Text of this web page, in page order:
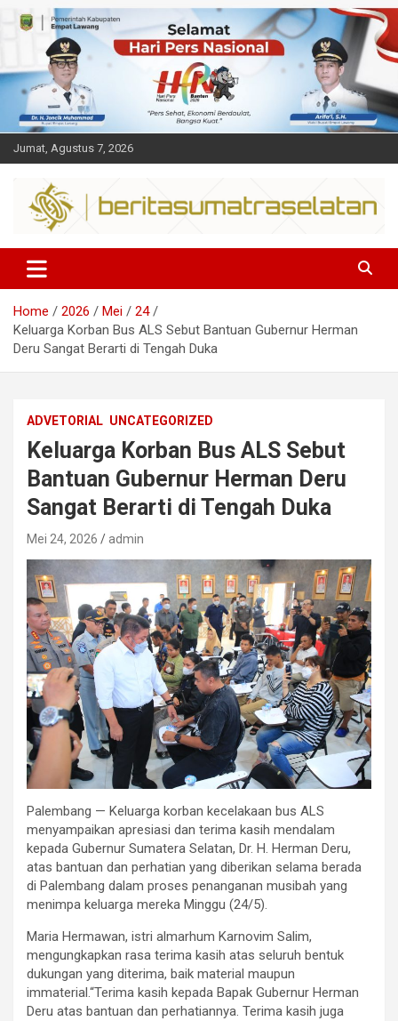
Jumat, Agustus 7, 2026
Sumsel
Home 2026 Mei
24
Keluarga Korban Bus ALS Sebut Bantuan Gubernur Herman
Deru Sangat Berarti di Tengah Duka
ADVETORIAL UNCATEGORIZED
Keluarga Korban Bus ALS Sebut
Bantuan Gubernur Herman Deru
Sangat Berarti di Tengah Duka
Mei 24, 2026 admin
Palembang — Keluarga korban kecelakaan bus ALS
menyampaikan apresiasi dan terima kasih mendalam
kepada Gubernur Sumatera Selatan, Dr. H. Herman Deru,
atas bantuan dan perhatian yang diberikan selama berada
di Palembang dalam proses penanganan musibah yang
menimpa keluarga mereka Minggu (24/5).
Maria Hermawan, istri almarhum Karnovim Salim,
mengungkapkan rasa terima kasih atas seluruh bentuk
dukungan yang diterima, baik material maupun
immaterial.“Terima kasih kepada Bapak Gubernur Herman
Deru atas bantuan dan perhatiannya. Terima kasih juga